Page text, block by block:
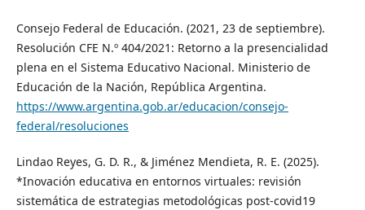
Consejo Federal de Educación. (2021, 23 de septiembre).
Resolución CFE N.º 404/2021: Retorno a la presencialidad
plena en el Sistema Educativo Nacional. Ministerio de
Educación de la Nación, República Argentina.
https://www.argentina.gob.ar/educacion/consejo-
federal/resoluciones
Lindao Reyes, G. D. R., & Jiménez Mendieta, R. E. (2025).
*Inovación educativa en entornos virtuales: revisión
sistemática de estrategias metodológicas post-covid19